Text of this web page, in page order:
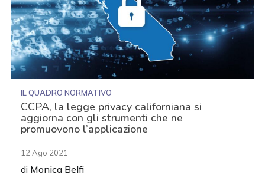
IL QUADRO NORMATIVO
CCPA, la legge privacy californiana si
aggiorna con gli strumenti che ne
promuovono l’applicazione
12 Ago 2021
di Monica Belfi